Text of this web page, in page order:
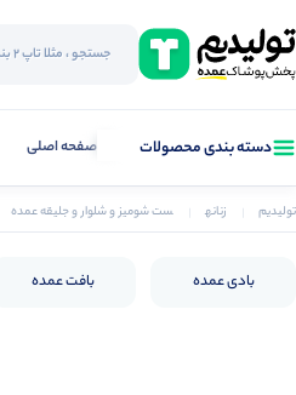
دسته بندی محصولات صفحه اصلی
تولیدیم زنانه ست شومیز و شلوار و جلیقه عمده
بادی عمده بافت عمده